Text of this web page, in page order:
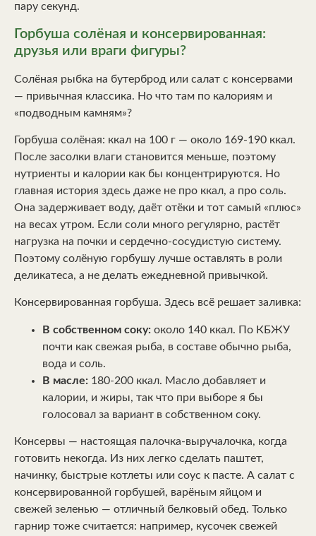
пару секунд.
Горбуша солёная и консервированная:
друзья или враги фигуры?
Солёная рыбка на бутерброд или салат с консервами
— привычная классика. Но что там по калориям и
«подводным камням»?
Горбуша солёная: ккал на 100 г — около 169-190 ккал.
После засолки влаги становится меньше, поэтому
нутриенты и калории как бы концентрируются. Но
главная история здесь даже не про ккал, а про соль.
Она задерживает воду, даёт отёки и тот самый «плюс»
на весах утром. Если соли много регулярно, растёт
нагрузка на почки и сердечно-сосудистую систему.
Поэтому солёную горбушу лучше оставлять в роли
деликатеса, а не делать ежедневной привычкой.
Консервированная горбуша. Здесь всё решает заливка:
В собственном соку: около 140 ккал. По КБЖУ
почти как свежая рыба, в составе обычно рыба,
вода и соль.
В масле: 180-200 ккал. Масло добавляет и
калории, и жиры, так что при выборе я бы
голосовал за вариант в собственном соку.
Консервы — настоящая палочка-выручалочка, когда
готовить некогда. Из них легко сделать паштет,
начинку, быстрые котлеты или соус к пасте. А салат с
консервированной горбушей, варёным яйцом и
свежей зеленью — отличный белковый обед. Только
гарнир тоже считается: например, кусочек свежей